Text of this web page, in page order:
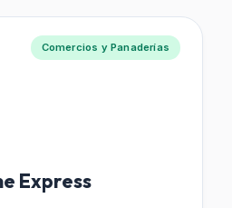
Comercios y Panaderías
Express